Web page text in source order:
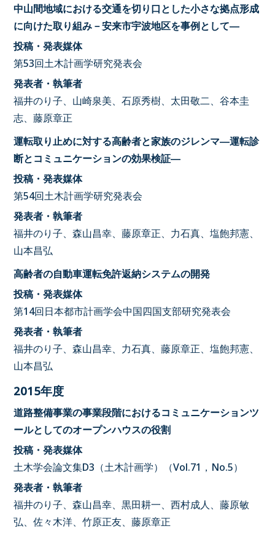
中山間地域における交通を切り口とした小さな拠点形成
に向けた取り組み－安来市宇波地区を事例として―
投稿・発表媒体
第53回土木計画学研究発表会
発表者・執筆者
福井のり子、山崎泉美、石原秀樹、太田敬二、谷本圭
志、藤原章正
運転取り止めに対する高齢者と家族のジレンマ―運転診
断とコミュニケーションの効果検証―
投稿・発表媒体
第54回土木計画学研究発表会
発表者・執筆者
福井のり子、森山昌幸、藤原章正、力石真、塩飽邦憲、
山本昌弘
高齢者の自動車運転免許返納システムの開発
投稿・発表媒体
第14回日本都市計画学会中国四国支部研究発表会
発表者・執筆者
福井のり子、森山昌幸、力石真、藤原章正、塩飽邦憲、
山本昌弘
2015年度
道路整備事業の事業段階におけるコミュニケーションツ
ールとしてのオープンハウスの役割
投稿・発表媒体
土木学会論文集D3（土木計画学）（Vol.71，No.5）
発表者・執筆者
福井のり子、森山昌幸、黒田耕一、西村成人、藤原敏
弘、佐々木洋、竹原正友、藤原章正